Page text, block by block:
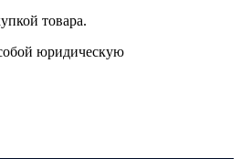
товара.
юридическую